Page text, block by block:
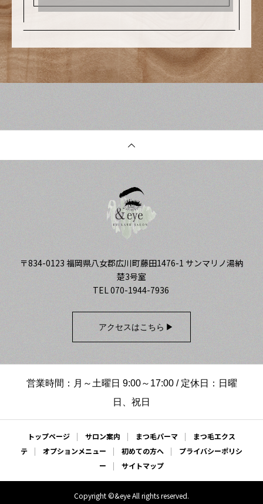
yelashsalon#ア
イラッシュサロ
ン#マツエクサロ
ン#広川#広川町
ツエク#筑後市マ
エクステ#まつえ
く#マツゲパーマ
#ホットペッパー
ビューティー #下
クサロン#広川#
広川町マツエク#
広川マツエク#八
女市マツエク#筑
まつ毛エクステ#
ッパービューテ
ィー #下まつ毛パ
ーマ
生活になってお
ります..それでも
可愛い・綺麗を
諦めず続けたい
#まつげパーマ #
フラットラッシ
ュ#ボリュームラ
クステ#プライベ
ートサロン#低価
n#アイラッシュ
サロン#マツエク
サロン#広川#広
川町マツエク#広
川マツエク#八女
市マツエク#筑後
市マツエク#久留
米市マツエク#ま
つ毛エクステ#ま
〒834-0123 福岡県八女郡広川町藤田1476-1 サンマリノ湯納
楚3号室
TEL 070-1944-7936
アクセスはこちら
営業時間：月～土曜日 9:00～17:00 / 定休日：日曜
日、祝日
トップページ サロン案内 まつ毛パーマ
まつ毛エクス
テ
オプションメニュー 初めての方へ
プライバシーポリシ
ー
サイトマップ
Copyright ©&eye All rights reserved.